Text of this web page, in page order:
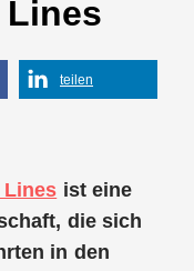
Lines
teilen
Lines ist eine
die sich
in den